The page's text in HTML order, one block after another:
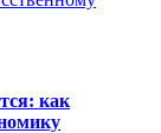
как